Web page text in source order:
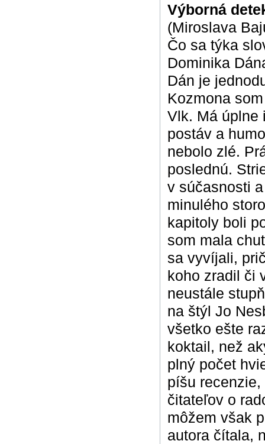
Výborná
(Miroslava
Čo sa týka
Dominika
Dán je
Kozmona
Vlk. Má úplne
postáv a
nebolo zlé.
poslednú.
v súčasnosti
minulého
kapitoly boli
som mala
sa vyvíjali,
koho zradil či
neustále
na štýl Jo
všetko ešte
koktail, než
plný počet
píšu
čitateľov o
môžem však
autora čítala,